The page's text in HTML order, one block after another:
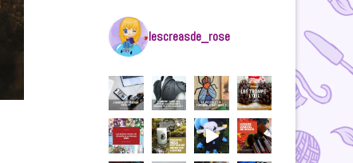
lescreasde_rose